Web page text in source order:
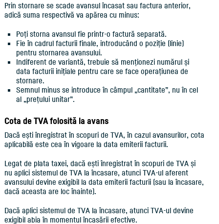
Prin stornare se scade avansul încasat sau factura anterior,
adică suma respectivă va apărea cu minus:
Poți storna avansul fie printr-o factură separată.
Fie în cadrul facturii finale, introducând o poziție (linie)
pentru stornarea avansului.
Indiferent de variantă, trebuie să menționezi numărul și
data facturii inițiale pentru care se face operațiunea de
stornare.
Semnul minus se introduce în câmpul „cantitate”, nu în cel
al „prețului unitar”.
Cota de TVA folosită la avans
Dacă ești înregistrat în scopuri de TVA, în cazul avansurilor, cota
aplicabilă este cea în vigoare la data emiterii facturii.
Legat de plata taxei, dacă ești înregistrat în scopuri de TVA și
nu aplici sistemul de TVA la încasare, atunci TVA-ul aferent
avansului devine exigibil la data emiterii facturii (sau la încasare,
dacă aceasta are loc înainte).
Dacă aplici sistemul de TVA la încasare, atunci TVA-ul devine
exigibil abia în momentul încasării efective.